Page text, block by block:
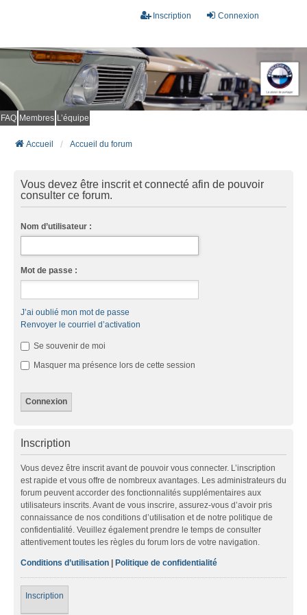
Connexion
Inscription
FAQ Membres L’équipe
Accueil Accueil du forum
Vous devez être inscrit et connecté afin de pouvoir
consulter ce forum.
Nom d’utilisateur :
Mot de passe :
J’ai oublié mon mot de passe
Renvoyer le courriel d’activation
Se souvenir de moi
Masquer ma présence lors de cette session
Inscription
Vous devez être inscrit avant de pouvoir vous connecter. L’inscription
est rapide et vous offre de nombreux avantages. Les administrateurs du
forum peuvent accorder des fonctionnalités supplémentaires aux
utilisateurs inscrits. Avant de vous inscrire, assurez-vous d’avoir pris
connaissance de nos conditions d’utilisation et de notre politique de
confidentialité. Veuillez également prendre le temps de consulter
attentivement toutes les règles du forum lors de votre navigation.
Conditions d’utilisation | Politique de confidentialité
Inscription